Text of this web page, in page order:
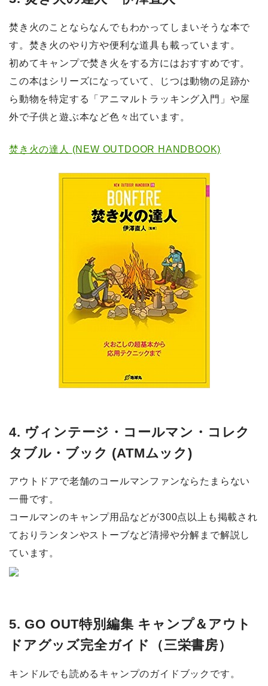
焚き火のことならなんでもわかってしまいそうな本で
す。焚き火のやり方や便利な道具も載っています。
初めてキャンプで焚き火をする方にはおすすめです。
この本はシリーズになっていて、じつは動物の足跡か
ら動物を特定する「アニマルトラッキング入門」や屋
外で子供と遊ぶ本など色々出ています。
焚き火の達人 (NEW OUTDOOR HANDBOOK)
4. ヴィンテージ・コールマン・コレク
タブル・ブック (ATMムック)
アウトドアで老舗のコールマンファンならたまらない
一冊です。
コールマンのキャンプ用品などが300点以上も掲載され
ておりランタンやストーブなど清掃や分解まで解説し
ています。
5. GO OUT特別編集 キャンプ＆アウト
ドアグッズ完全ガイド（三栄書房）
キンドルでも読めるキャンプのガイドブックです。